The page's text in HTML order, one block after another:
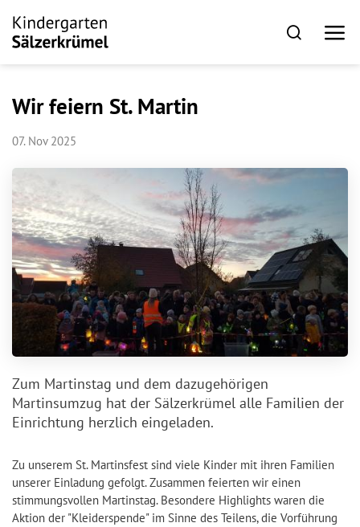
Wir feiern St. Martin
07. Nov 2025
Zum Martinstag und dem dazugehörigen
Martinsumzug hat der Sälzerkrümel alle Familien der
Einrichtung herzlich eingeladen.
Zu unserem St. Martinsfest sind viele Kinder mit ihren Familien
unserer Einladung gefolgt. Zusammen feierten wir einen
stimmungsvollen Martinstag. Besondere Highlights waren die
Aktion der "Kleiderspende" im Sinne des Teilens, die Vorführung